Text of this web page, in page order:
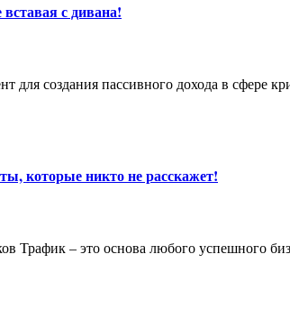
с дивана!
которые никто не расскажет!